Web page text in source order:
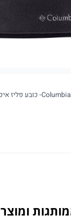
Columbia- כובע פליז איכותי